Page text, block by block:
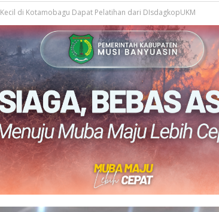
di Kotamobagu Dapat Pelatihan dari DIsdagkopUKM